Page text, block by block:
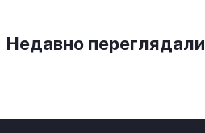
Недавно переглядали